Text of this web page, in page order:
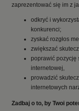
zaprezentować się im z
odkryć i
konkurenci;
zyskać rozgłos
zwiększać
poprawić pozycję
internetowej,
prowadzić
internetowych
Zadbaj o to, by Twoi